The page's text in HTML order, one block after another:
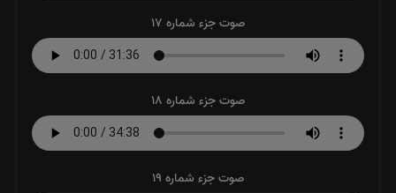
صوت جزء شماره 17
صوت جزء شماره 18
صوت جزء شماره 19